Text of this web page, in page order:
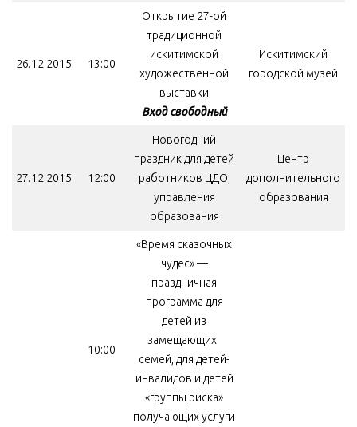
26.12.2015 13:00
Открытие 27-ой
традиционной
искитимской
художественной
выставки
Вход свободный
Искитимский
городской музей
27.12.2015 12:00
Новогодний
праздник для детей
работников ЦДО,
управления
образования
Центр
дополнительного
образования
10:00
«Время сказочных
чудес» —
праздничная
программа для
детей из
замещающих
семей, для детей-
инвалидов и детей
«группы риска»
получающих услуги